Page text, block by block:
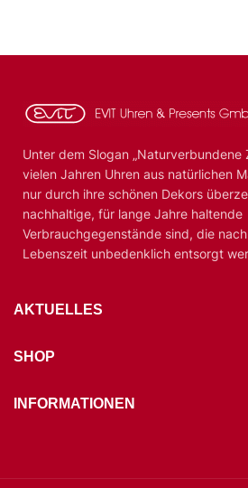
Unter dem Slogan „Naturverbundene
vielen Jahren Uhren aus natürlichen
nur durch ihre schönen Dekors
nachhaltige, für lange Jahre haltende
Verbrauchgegenstände sind, die
Lebenszeit unbedenklich entsorgt
AKTUELLES
SHOP
INFORMATIONEN